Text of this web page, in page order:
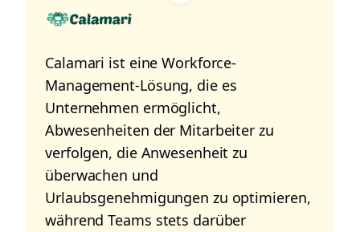
Calamari ist eine Workforce-
Management-Lösung, die es
Unternehmen ermöglicht,
Abwesenheiten der Mitarbeiter zu
verfolgen, die Anwesenheit zu
überwachen und
Urlaubsgenehmigungen zu optimieren,
während Teams stets darüber